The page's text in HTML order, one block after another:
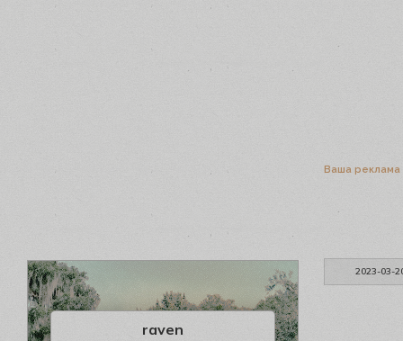
Ваша реклама
2023-03-
raven